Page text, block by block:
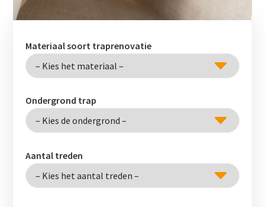
Materiaal soort traprenovatie
Ondergrond trap
Aantal treden